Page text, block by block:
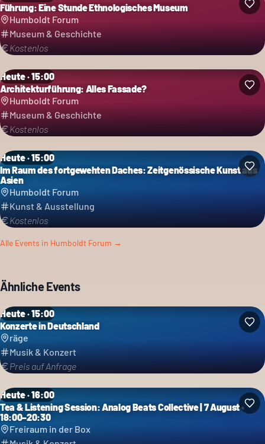
Führung: Eine Stunde Ethnologisches Museum
Humboldt Forum
Museum & Geschichte
Kostenlos
Heute · 15:00
Architekturführung: Alles Fassade?
Humboldt Forum
Museum & Geschichte
Kostenlos
Heute · 15:00
Im Raum des fortgewehten Daches: Zeitgenössische Kunst aus
Asien
Humboldt Forum
Kunst & Ausstellung
Kostenlos
Alle Events in Humboldt Forum →
Ähnliche Events
Heute · 15:00
Konzerte in Deutschland
räge
Musik & Konzert
Preis auf Anfrage
Heute · 16:00
Tea & Listening Session: Analog Beats Collective | 7 August •
18:00–20:30
Freiraum in der Box